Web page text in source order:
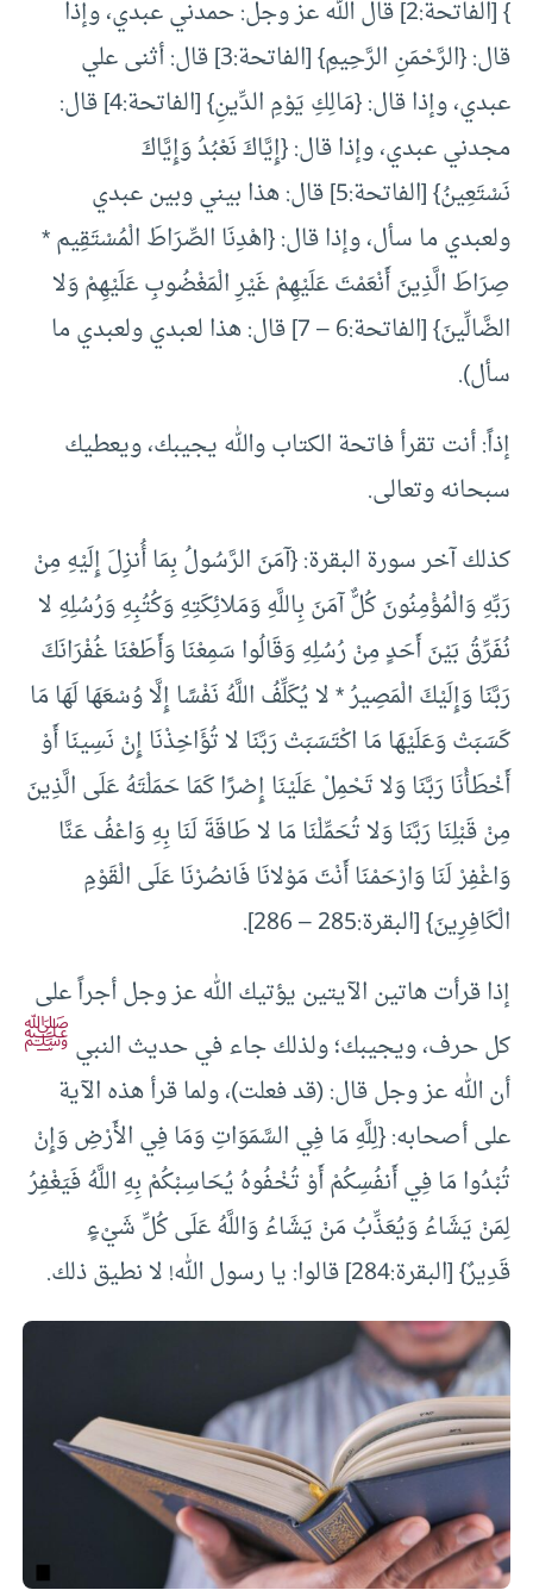
} [الفاتحة:2] قال الله عز وجل: حمدني عبدي، وإذا
قال: {الرَّحْمَنِ الرَّحِيمِ} [الفاتحة:3] قال: أثنى علي
عبدي، وإذا قال: {مَالِكِ يَوْمِ الدِّينِ} [الفاتحة:4] قال:
مجدني عبدي، وإذا قال: {إِيَّاكَ نَعْبُدُ وَإِيَّاكَ
نَسْتَعِينُ} [الفاتحة:5] قال: هذا بيني وبين عبدي
ولعبدي ما سأل، وإذا قال: {اهْدِنَا الصِّرَاطَ الْمُسْتَقِيم *
صِرَاطَ الَّذِينَ أَنْعَمْتَ عَلَيْهِمْ غَيْرِ الْمَغْضُوبِ عَلَيْهِمْ وَلا
الضَّالِّينَ} [الفاتحة:6 – 7] قال: هذا لعبدي ولعبدي ما
سأل).
إذاً: أنت تقرأ فاتحة الكتاب والله يجيبك، ويعطيك
سبحانه وتعالى.
كذلك آخر سورة البقرة: {آمَنَ الرَّسُولُ بِمَا أُنزِلَ إِلَيْهِ مِنْ
رَبِّهِ وَالْمُؤْمِنُونَ كُلٌّ آمَنَ بِاللَّهِ وَمَلائِكَتِهِ وَكُتُبِهِ وَرُسُلِهِ لا
نُفَرِّقُ بَيْنَ أَحَدٍ مِنْ رُسُلِهِ وَقَالُوا سَمِعْنَا وَأَطَعْنَا غُفْرَانَكَ
رَبَّنَا وَإِلَيْكَ الْمَصِيرُ * لا يُكَلِّفُ اللَّهُ نَفْسًا إِلَّا وُسْعَهَا لَهَا مَا
كَسَبَتْ وَعَلَيْهَا مَا اكْتَسَبَتْ رَبَّنَا لا تُؤَاخِذْنَا إِنْ نَسِينَا أَوْ
أَخْطَأْنَا رَبَّنَا وَلا تَحْمِلْ عَلَيْنَا إِصْرًا كَمَا حَمَلْتَهُ عَلَى الَّذِينَ
مِنْ قَبْلِنَا رَبَّنَا وَلا تُحَمِّلْنَا مَا لا طَاقَةَ لَنَا بِهِ وَاعْفُ عَنَّا
وَاغْفِرْ لَنَا وَارْحَمْنَا أَنْتَ مَوْلانَا فَانصُرْنَا عَلَى الْقَوْمِ
الْكَافِرِينَ} [البقرة:285 – 286].
إذا قرأت هاتين الآيتين يؤتيك الله عز وجل أجراً على
كل حرف، ويجيبك؛ ولذلك جاء في حديث النبيﷺ
أن الله عز وجل قال: (قد فعلت)، ولما قرأ هذه الآية
على أصحابه: {لِلَّهِ مَا فِي السَّمَوَاتِ وَمَا فِي الأَرْضِ وَإِنْ
تُبْدُوا مَا فِي أَنفُسِكُمْ أَوْ تُخْفُوهُ يُحَاسِبْكُمْ بِهِ اللَّهُ فَيَغْفِرُ
لِمَنْ يَشَاءُ وَيُعَذِّبُ مَنْ يَشَاءُ وَاللَّهُ عَلَى كُلِّ شَيْءٍ
قَدِيرٌ} [البقرة:284] قالوا: يا رسول الله! لا نطيق ذلك.